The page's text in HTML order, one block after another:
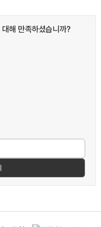
해 만족하셨습니까?